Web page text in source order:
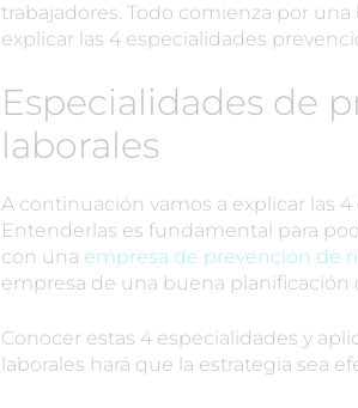
trabajadores. Todo comienza por una
explicar las 4 especialidades
Especialidades de
laborales
A continuación vamos a explicar las
Entenderlas es fundamental para
con una empresa de prevención de
empresa de una buena planificación
Conocer estas 4 especialidades y
laborales hará que la estrategia sea